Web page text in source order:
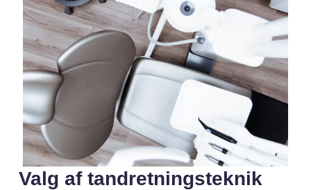
Valg af tandretningsteknik